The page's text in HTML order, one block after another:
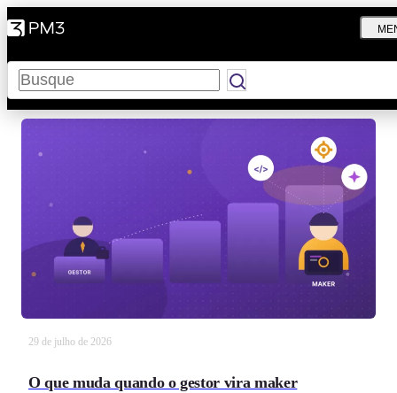
Pesquisar
29 de julho de 2026
O que muda quando o gestor vira maker